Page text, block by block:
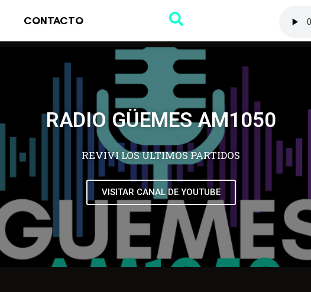
CONTACTO
RADIO GÜEMES AM1050
REVIVI LOS ULTIMOS PARTIDOS
VISITAR CANAL DE YOUTUBE